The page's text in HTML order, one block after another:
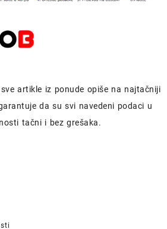
artikle iz ponude opiše na najtačniji
da su svi navedeni podaci u
tačni i bez grešaka.